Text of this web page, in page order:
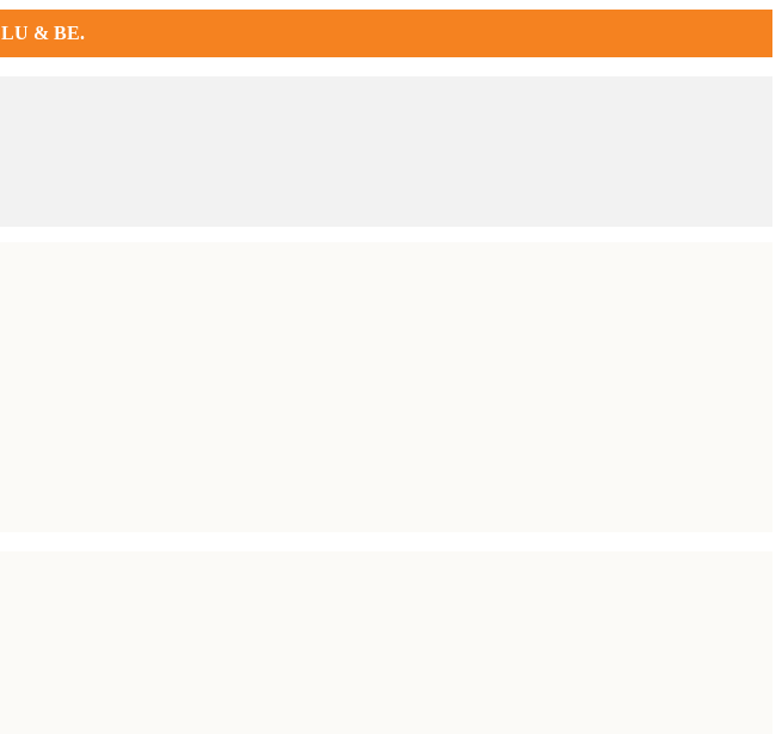
und Montage
& BE.